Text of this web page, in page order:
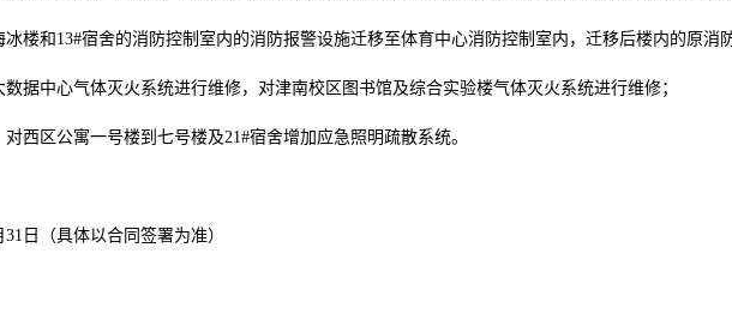
楼和13#宿舍的消防控制室内的消防报警设施迁移至体育中心消防控制室内，迁移后楼内的原消
据中心气体灭火系统进行维修，对津南校区图书馆及综合实验楼气体灭火系统进行维修；
西区公寓一号楼到七号楼及21#宿舍增加应急照明疏散系统。
日（具体以合同签署为准）